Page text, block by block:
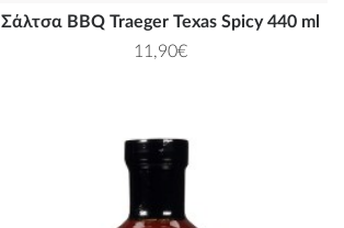
Σάλτσα BBQ Traeger Texas Spicy 440 ml
11,90€